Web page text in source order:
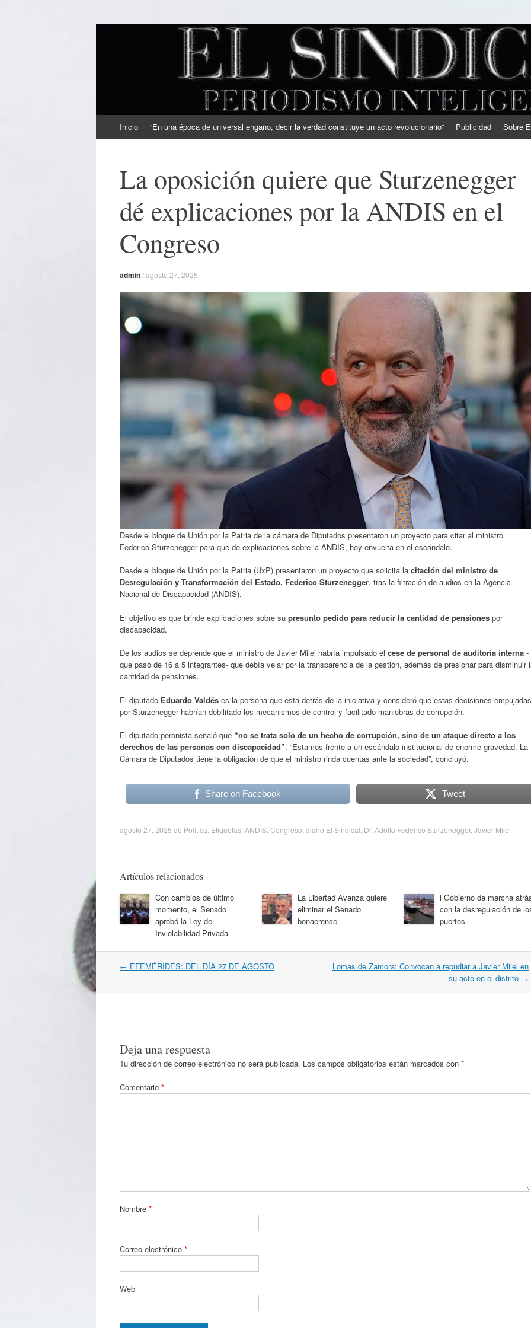
EL SINDICAL
Periodismo Inteligente
al
Inicio “En una época de universal engaño, decir la verdad constituye un acto revolucionario” Publicidad Sobre
La oposición quiere que Sturzenegger
dé explicaciones por la ANDIS en el
Congreso
admin/agosto 27, 2025
Desde el bloque de Unión por la Patria de la cámara de Diputados presentaron un proyecto para citar al ministro
Federico Sturzenegger para que de explicaciones sobre la ANDIS, hoy envuelta en el escándalo.
Desde el bloque de Unión por la Patria (UxP) presentaron un proyecto que solicita la citación del ministro de
Desregulación y Transformación del Estado, Federico Sturzenegger, tras la filtración de audios en la Agencia
Nacional de Discapacidad (ANDIS).
El objetivo es que brinde explicaciones sobre su presunto pedido para reducir la cantidad de pensiones por
discapacidad.
De los audios se deprende que el ministro de Javier Milei habría impulsado el cese de personal de auditoría interna -
que pasó de 16 a 5 integrantes- que debía velar por la transparencia de la gestión, además de presionar para disminuir
cantidad de pensiones.
El diputado Eduardo Valdés es la persona que está detrás de la iniciativa y consideró que estas decisiones empujadas
por Sturzenegger habrían debilitado los mecanismos de control y facilitado maniobras de corrupción.
El diputado peronista señaló que “no se trata solo de un hecho de corrupción, sino de un ataque directo a los
derechos de las personas con discapacidad”. “Estamos frente a un escándalo institucional de enorme gravedad. La
Cámara de Diputados tiene la obligación de que el ministro rinda cuentas ante la sociedad”, concluyó.
Share on Facebook Tweet
agosto 27, 2025 de Política . Etiquetas:ANDIS Congreso diario El Sindical Dr. Adolfo Federico Sturzenegger, Javier Milei
Artículos relacionados
Con cambios de último
momento, el Senado
aprobó la Ley de
Inviolabilidad Privada
La Libertad Avanza quiere
eliminar el Senado
bonaerense
l Gobierno da marcha
con la desregulación de
puertos
Navegación
← EFEMÉRIDES: DEL DÍA 27 DE AGOSTO
Lomas de Zamora: Convocan a repudiar a Javier Milei en
su acto en el distrito →
Deja una respuesta
Tu dirección de correo electrónico no será publicada. Los campos obligatorios están marcados con *
Comentario *
Nombre *
Correo electrónico *
Web